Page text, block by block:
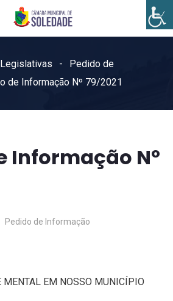
Pedido de
de Informação Nº 79/2021
Informação Nº
Pedido de Informação
MENTAL EM NOSSO MUNICÍPIO